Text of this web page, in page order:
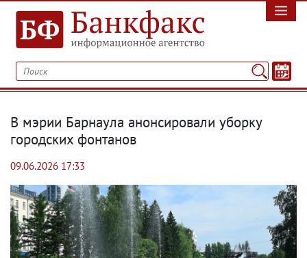
В мэрии Барнаула анонсировали уборку
городских фонтанов
09.06.2026 17:33